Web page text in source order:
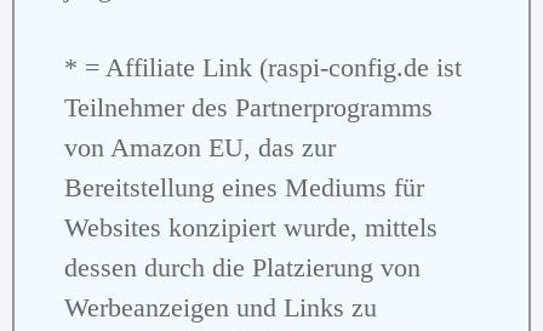
* = Affiliate Link (raspi-config.de ist
Teilnehmer des Partnerprogramms
von Amazon EU, das zur
Bereitstellung eines Mediums für
Websites konzipiert wurde, mittels
dessen durch die Platzierung von
Werbeanzeigen und Links zu